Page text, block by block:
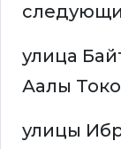
улица
Аалы
улицы